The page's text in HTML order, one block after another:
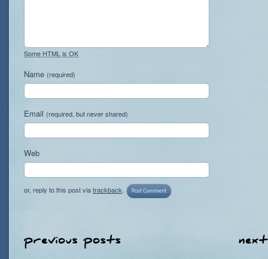
Some HTML is OK
Name (required)
Email (required, but never shared)
Web
or, reply to this post viatrackback